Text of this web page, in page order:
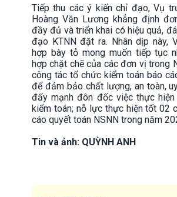
Tiếp thu các ý kiến chỉ đạo, Vụ
Hoàng Văn Lương khẳng định
đầy đủ và triển khai có hiệu quả,
đạo KTNN đặt ra. Nhân dịp này,
hợp bày tỏ mong muốn tiếp tục
hợp chặt chẽ của các đơn vị trong
công tác tổ chức kiểm toán báo
để đảm bảo chất lượng, an toàn,
đẩy mạnh đôn đốc việc thực hiện
kiểm toán; nỗ lực thực hiện tốt 02
cáo quyết toán NSNN trong năm
Tin và ảnh: QUỲNH ANH